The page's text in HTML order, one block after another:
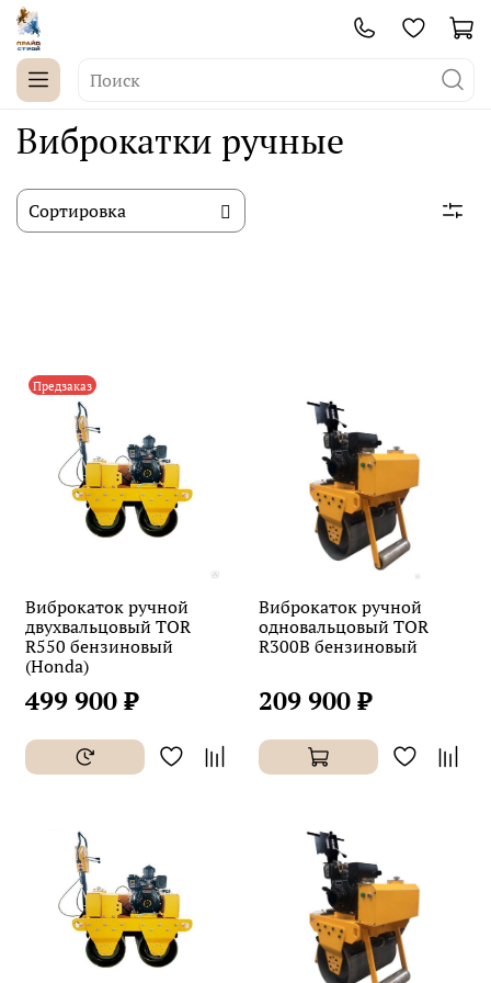
Виброкатки ручные
Предзаказ
Виброкаток ручной
двухвальцовый TOR
R550 бензиновый
(Honda)
499 900 ₽
Виброкаток ручной
одновальцовый TOR
R300B бензиновый
209 900 ₽